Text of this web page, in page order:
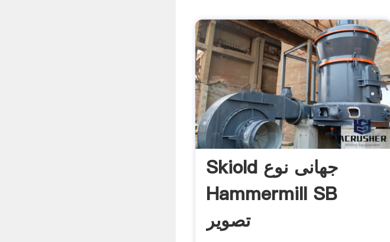
Skiold جهانی نوع
Hammermill SB
تصویر